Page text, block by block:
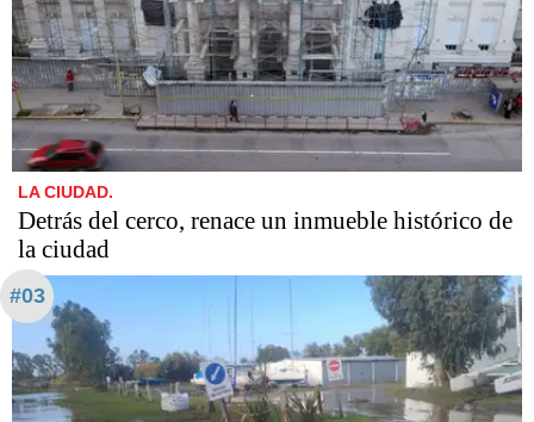
LA CIUDAD.
Detrás del cerco, renace un inmueble histórico de
la ciudad
#03